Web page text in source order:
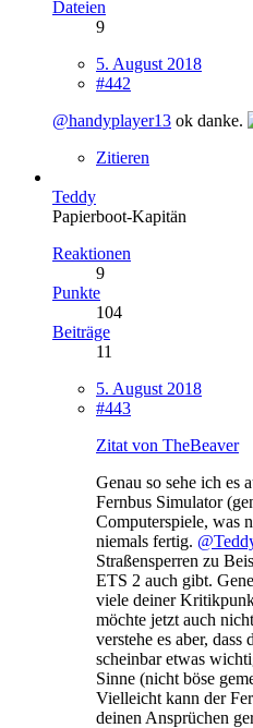
Dateien
9
5. August 2018
#442
@handyplayer13 ok danke.
Zitieren
Teddy
Papierboot-Kapitän
Reaktionen
9
Punkte
104
Beiträge
11
5. August 2018
#443
Zitat von TheBeaver
Genau so sehe ich es
Fernbus Simulator
Computerspiele, was
niemals fertig.
Straßensperren zu
ETS 2 auch gibt.
viele deiner
möchte jetzt auch
verstehe es aber, dass
scheinbar etwas
Sinne (nicht böse
Vielleicht kann der
deinen Ansprüchen